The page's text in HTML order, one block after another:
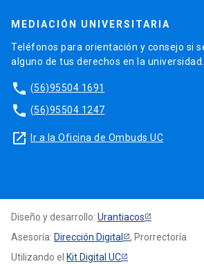
MEDIACIÓN UNIVERSITARIA
Teléfonos para orientación y consejo si
alguno de tus derechos en la universidad.
phone (56)95504 1691
phone (56)95504 1247
launch Ir a la Oficina de Ombuds UC
Diseño y desarrollo: Urantiacos
Asesoría: Dirección Digital
, Prorrectoría
Utilizando el Kit Digital UC